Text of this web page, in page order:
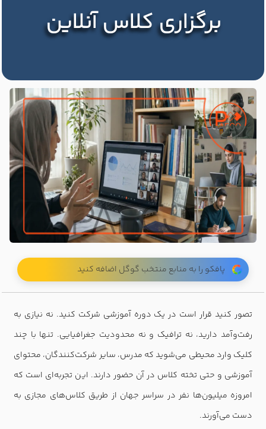
برگزاری کلاس آنلاین
پافکو را به منابع منتخب گوگل اضافه کنید
تصور کنید قرار است در یک دوره آموزشی شرکت کنید. نه نیازی به
رفت‌وآمد دارید، نه ترافیک و نه محدودیت جغرافیایی. تنها با چند
کلیک وارد محیطی می‌شوید که مدرس، سایر شرکت‌کنندگان، محتوای
آموزشی و حتی تخته کلاس در آن حضور دارند. این تجربه‌ای است که
امروزه میلیون‌ها نفر در سراسر جهان از طریق کلاس‌های مجازی به
دست می‌آورند.